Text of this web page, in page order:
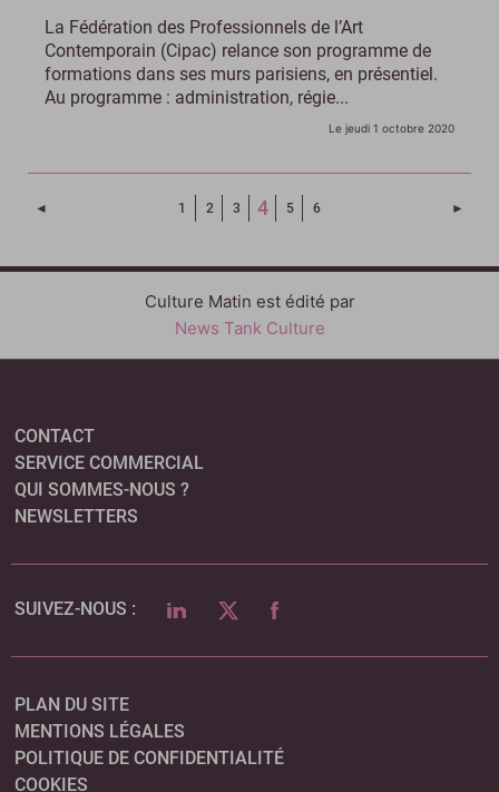
La Fédération des Professionnels de l’Art
Contemporain (Cipac) relance son programme de
formations dans ses murs parisiens, en présentiel.
Au programme : administration, régie...
Le jeudi 1 octobre 2020
◄ 1 2 3 4(Page courante)
5 6 ►
Culture Matin est édité par
News Tank Culture
CONTACT
SERVICE COMMERCIAL
QUI SOMMES-NOUS ?
NEWSLETTERS
SUIVEZ-NOUS : LINKEDINTWITTERFACEBOOK
PLAN DU SITE
MENTIONS LÉGALES
POLITIQUE DE CONFIDENTIALITÉ
COOKIES